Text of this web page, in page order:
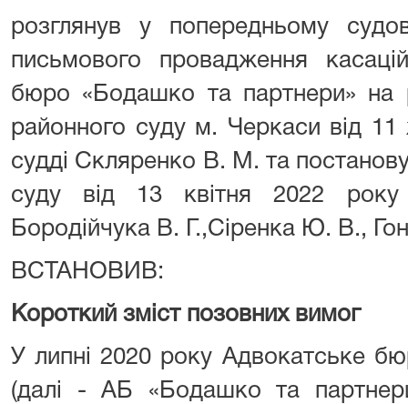
розглянув у попередньому
письмового провадження
бюро «Бодашко та партнери» на
районного суду м. Черкаси від
судді Скляренко В. М. та
суду від 13 квітня 2022 року
Бородійчука В. Г.,Сіренка Ю. В.,
ВСТАНОВИВ:
Короткий зміст позовних вимог
У липні 2020 року Адвокатське
(далі - АБ «Бодашко та